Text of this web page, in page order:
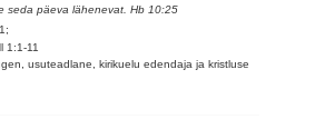
seda päeva lähenevat. Hb 10:25
1:1-11
usuteadlane, kirikuelu edendaja ja kristluse